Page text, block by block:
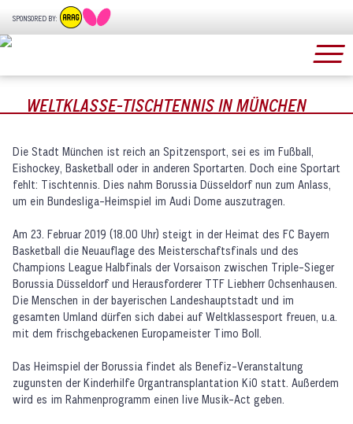
SPONSORED BY:
WELTKLASSE-TISCHTENNIS IN MÜNCHEN
Die Stadt München ist reich an Spitzensport, sei es im Fußball,
Eishockey, Basketball oder in anderen Sportarten. Doch eine Sportart
fehlt: Tischtennis. Dies nahm Borussia Düsseldorf nun zum Anlass,
um ein Bundesliga-Heimspiel im Audi Dome auszutragen.
Am 23. Februar 2019 (18.00 Uhr) steigt in der Heimat des FC Bayern
Basketball die Neuauflage des Meisterschaftsfinals und des
Champions League Halbfinals der Vorsaison zwischen Triple-Sieger
Borussia Düsseldorf und Herausforderer TTF Liebherr Ochsenhausen.
Die Menschen in der bayerischen Landeshauptstadt und im
gesamten Umland dürfen sich dabei auf Weltklassesport freuen, u.a.
mit dem frischgebackenen Europameister Timo Boll.
Das Heimspiel der Borussia findet als Benefiz-Veranstaltung
zugunsten der Kinderhilfe Organtransplantation KiO statt. Außerdem
wird es im Rahmenprogramm einen live Musik-Act geben.